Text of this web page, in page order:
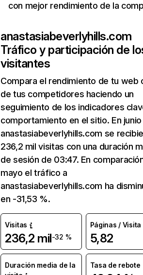
con mejor rendimiento de la
anastasiabeverlyhills.com
Tráfico y participación de
visitantes
Compara el rendimiento de tu web
de tus competidores haciendo un
seguimiento de los indicadores
comportamiento en el sitio. En junio
anastasiabeverlyhills.com se
236,2 mil visitas con una duración
de sesión de 03:47. En
mayo el tráfico a
anastasiabeverlyhills.com ha
en -31,53 %.
Visitas
236,2 mil-32 %
Páginas / Visita
5,82
Duración media de la
Tasa de rebote